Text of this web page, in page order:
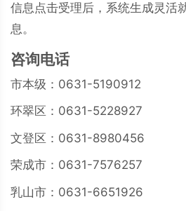
信息点击受理后，系统生成灵活
息。
咨询电话
市本级：0631-5190912
环翠区：0631-5228927
文登区：0631-8980456
荣成市：0631-7576257
乳山市：0631-6651926